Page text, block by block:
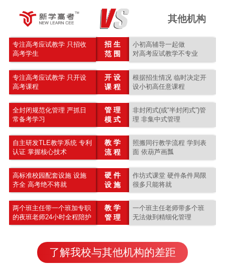
其他机构
专注高考应试教学 只招收
高考学生
招 生
范 围
小初高辅导一起做
对高考应试教学不专业
专注高考应试教学 只开设
高考课程
开 设
课 程
根据招生情况 临时决定开
设小初高任意课程
全封闭规范化管理 严抓日
常备考学习
管 理
模 式
非封闭式(或“半封闭式”)管
理 非集中式管理
自主研发TLE教学系统 专利
认证 掌握核心技术
教 学
流 程
照搬同行教学流程 学到表
面 依葫芦画瓢
高标准校园配套设施 设施
齐全 高考绝不将就
硬 件
设 施
作坊式课堂 硬件条件局限
很多只能将就
两个班主任带一个班加专职
的夜班老师24小时全程陪护
教 学
管 理
一个班主任老师带多个班
无法做到精细化管理
了解我校与其他机构的差距